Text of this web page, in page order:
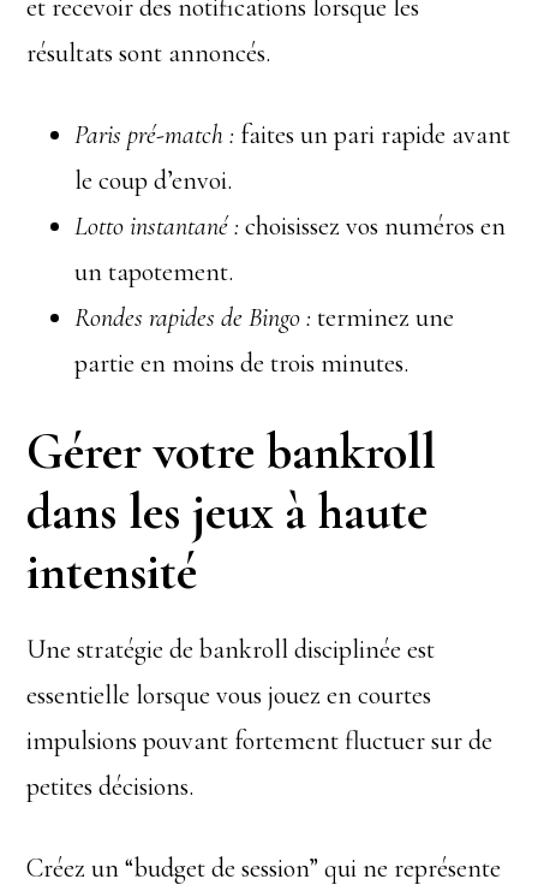
et recevoir des notifications lorsque les
résultats sont annoncés.
Paris pré-match : faites un pari rapide avant
le coup d’envoi.
Lotto instantané : choisissez vos numéros en
un tapotement.
Rondes rapides de Bingo : terminez une
partie en moins de trois minutes.
Gérer votre bankroll
dans les jeux à haute
intensité
Une stratégie de bankroll disciplinée est
essentielle lorsque vous jouez en courtes
impulsions pouvant fortement fluctuer sur de
petites décisions.
Créez un “budget de session” qui ne représente